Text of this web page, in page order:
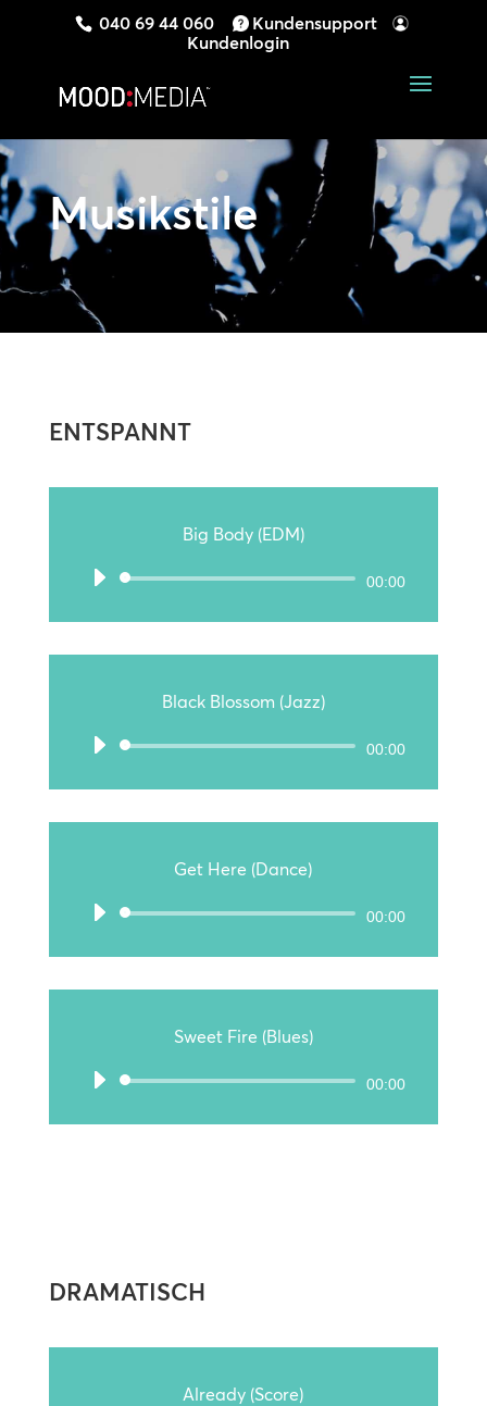
040 69 44 060
Kundensupport
Kundenlogin
Musikstile
ENTSPANNT
Big Body (EDM)
Audio-
00:00
Black Blossom (Jazz)
Audio-
00:00
Get Here (Dance)
Audio-
00:00
Sweet Fire (Blues)
Audio-
00:00
DRAMATISCH
Already (Score)